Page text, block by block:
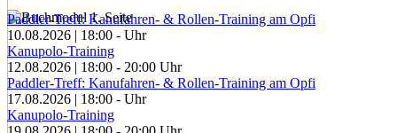
Paddler-Treff: Kanufahren- & Rollen-Training am Opfi
10.08.2026 | 18:00 - Uhr
Kanupolo-Training
12.08.2026 | 18:00 - 20:00 Uhr
Paddler-Treff: Kanufahren- & Rollen-Training am Opfi
17.08.2026 | 18:00 - Uhr
Kanupolo-Training